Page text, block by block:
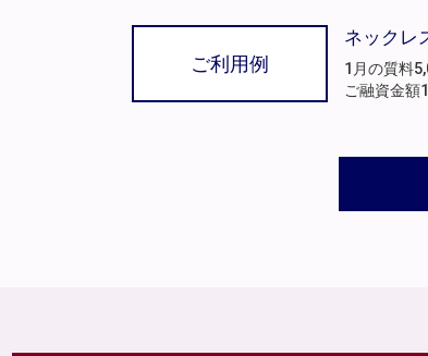
ご利用例
ネックレ
1月の質料
ご融資金額